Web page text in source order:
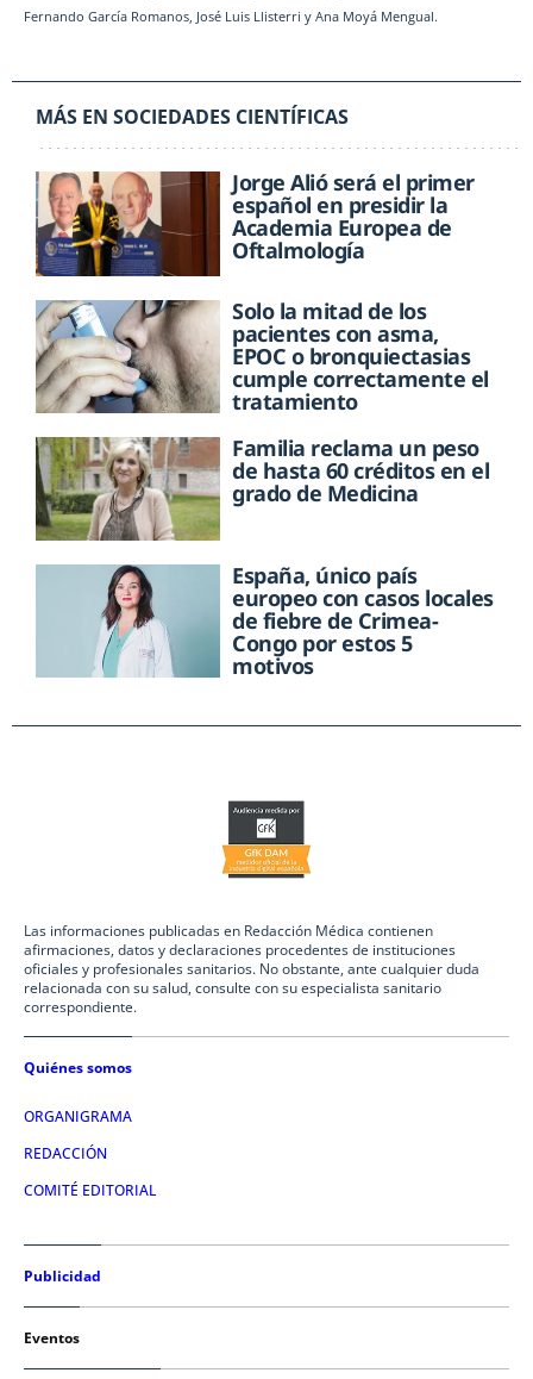
Fernando García Romanos, José Luis Llisterri y Ana Moyá Mengual.
MÁS EN SOCIEDADES CIENTÍFICAS
Jorge Alió será el primer
español en presidir la
Academia Europea de
Oftalmología
Solo la mitad de los
pacientes con asma,
EPOC o bronquiectasias
cumple correctamente el
tratamiento
Familia reclama un peso
de hasta 60 créditos en el
grado de Medicina
España, único país
europeo con casos locales
de fiebre de Crimea-
Congo por estos 5
motivos
Las informaciones publicadas en Redacción Médica contienen
afirmaciones, datos y declaraciones procedentes de instituciones
oficiales y profesionales sanitarios. No obstante, ante cualquier duda
relacionada con su salud, consulte con su especialista sanitario
correspondiente.
Quiénes somos
ORGANIGRAMA
REDACCIÓN
COMITÉ EDITORIAL
Publicidad
Eventos